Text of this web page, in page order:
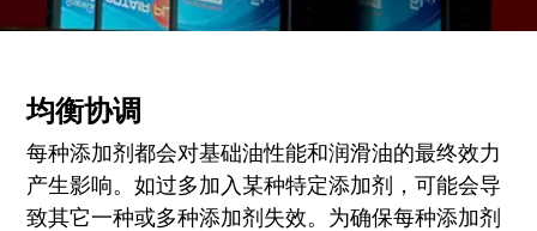
均衡协调
每种添加剂都会对基础油性能和润滑油的最终效力
产生影响。如过多加入某种特定添加剂，可能会导
致其它一种或多种添加剂失效。为确保每种添加剂